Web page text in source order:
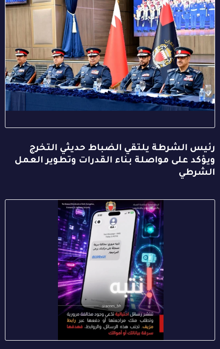
رئيس الشرطة يلتقي الضباط حديثي التخرج
ويؤكد على مواصلة بناء القدرات وتطوير العمل
الشرطي